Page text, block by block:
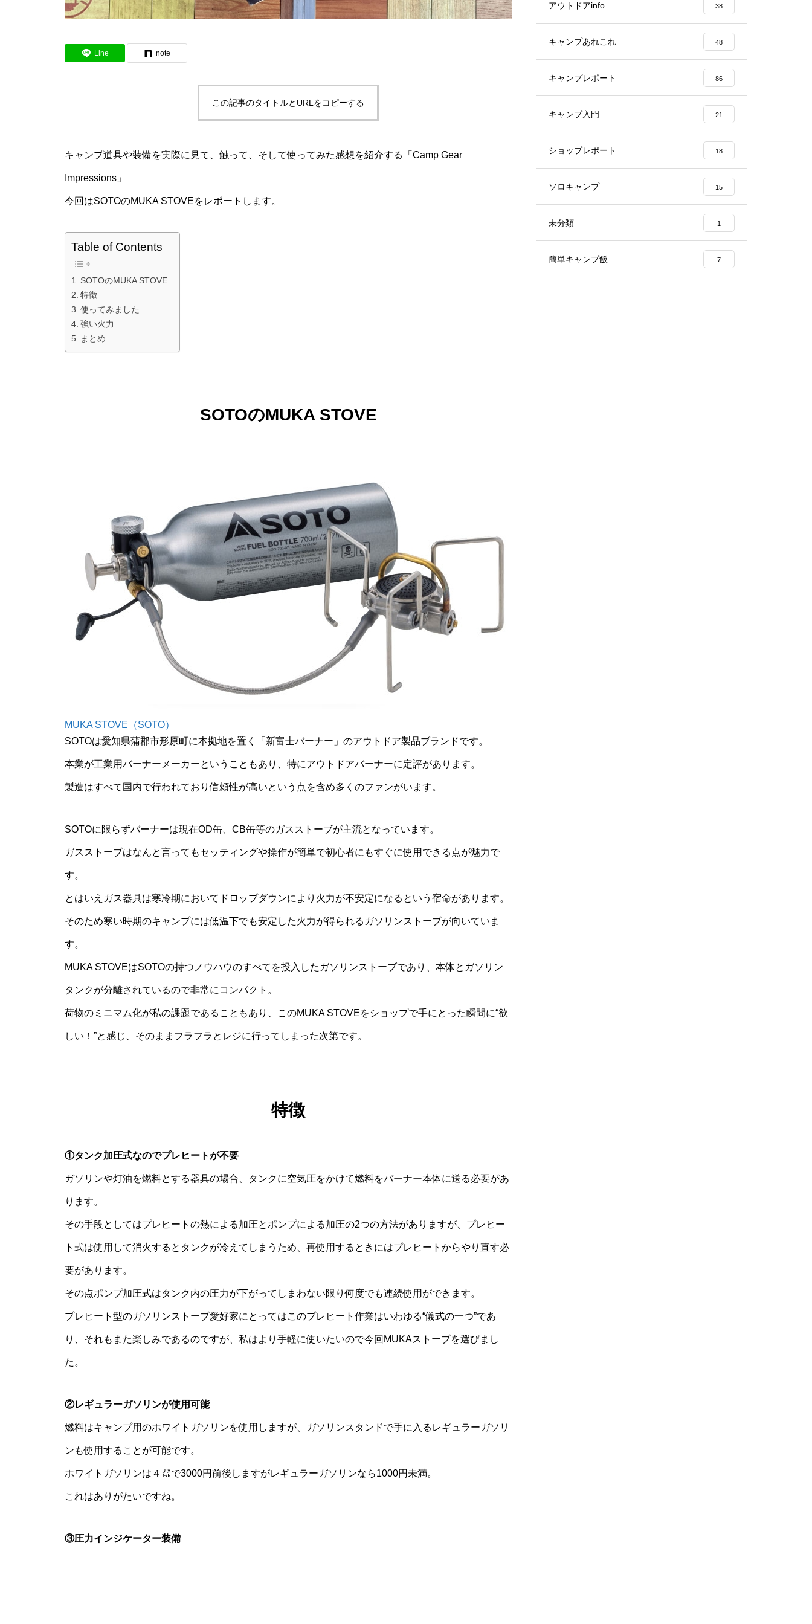
Line note
この記事のタイトルとURLをコピーする
キャンプ道具や装備を実際に見て、触って、そして使ってみた感想を紹介する「Camp Gear
Impressions」
今回はSOTOのMUKA STOVEをレポートします。
Table of Contents
SOTOのMUKA STOVE
特徴
使ってみました
強い火力
まとめ
SOTOのMUKA STOVE
MUKA STOVE（SOTO）
SOTOは愛知県蒲郡市形原町に本拠地を置く「新富士バーナー」のアウトドア製品ブランドです。
本業が工業用バーナーメーカーということもあり、特にアウトドアバーナーに定評があります。
製造はすべて国内で行われており信頼性が高いという点を含め多くのファンがいます。
SOTOに限らずバーナーは現在OD缶、CB缶等のガスストーブが主流となっています。
ガスストーブはなんと言ってもセッティングや操作が簡単で初心者にもすぐに使用できる点が魅力で
す。
とはいえガス器具は寒冷期においてドロップダウンにより火力が不安定になるという宿命があります。
そのため寒い時期のキャンプには低温下でも安定した火力が得られるガソリンストーブが向いていま
す。
MUKA STOVEはSOTOの持つノウハウのすべてを投入したガソリンストーブであり、本体とガソリン
タンクが分離されているので非常にコンパクト。
荷物のミニマム化が私の課題であることもあり、このMUKA STOVEをショップで手にとった瞬間に“欲
しい！”と感じ、そのままフラフラとレジに行ってしまった次第です。
特徴
①タンク加圧式なのでプレヒートが不要
ガソリンや灯油を燃料とする器具の場合、タンクに空気圧をかけて燃料をバーナー本体に送る必要があ
ります。
その手段としてはプレヒートの熱による加圧とポンプによる加圧の2つの方法がありますが、プレヒー
ト式は使用して消火するとタンクが冷えてしまうため、再使用するときにはプレヒートからやり直す必
要があります。
その点ポンプ加圧式はタンク内の圧力が下がってしまわない限り何度でも連続使用ができます。
プレヒート型のガソリンストーブ愛好家にとってはこのプレヒート作業はいわゆる“儀式の一つ”であ
り、それもまた楽しみであるのですが、私はより手軽に使いたいので今回MUKAストーブを選びまし
た。
②レギュラーガソリンが使用可能
燃料はキャンプ用のホワイトガソリンを使用しますが、ガソリンスタンドで手に入るレギュラーガソリ
ンも使用することが可能です。
ホワイトガソリンは４㍑で3000円前後しますがレギュラーガソリンなら1000円未満。
これはありがたいですね。
③圧力インジケーター装備
アウトドアinfo 38
キャンプあれこれ 48
キャンプレポート 86
キャンプ入門 21
ショップレポート 18
ソロキャンプ 15
未分類 1
簡単キャンプ飯 7